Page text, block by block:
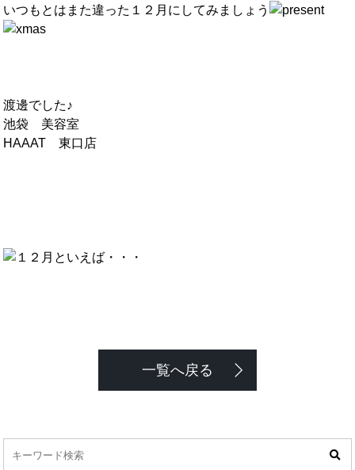
いつもとはまた違った１２月にしてみましょう
渡邊でした♪
池袋 美容室
HAAAT 東口店
一覧へ戻る